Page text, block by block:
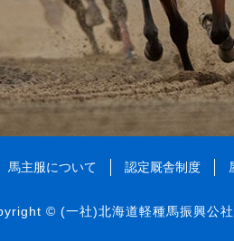
馬主服について 認定厩舎制度
© (一社)北海道軽種馬振興公社